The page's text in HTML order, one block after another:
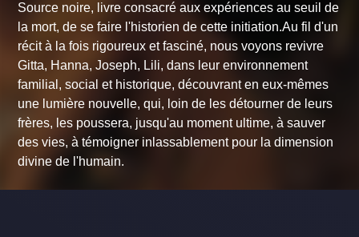
Source noire, livre consacré aux expériences au seuil de
la mort, de se faire l'historien de cette initiation.Au fil d'un
récit à la fois rigoureux et fasciné, nous voyons revivre
Gitta, Hanna, Joseph, Lili, dans leur environnement
familial, social et historique, découvrant en eux-mêmes
une lumière nouvelle, qui, loin de les détourner de leurs
frères, les poussera, jusqu'au moment ultime, à sauver
des vies, à témoigner inlassablement pour la dimension
divine de l'humain.